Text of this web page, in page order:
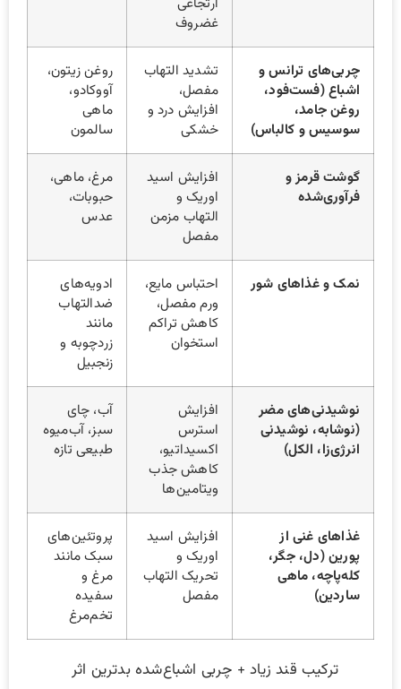
غضروف
چربی‌های ترانس و
اشباع (فست‌فود،
روغن جامد،
سوسیس و کالباس)
تشدید التهاب
مفصل،
افزایش درد و
خشکی
روغن زیتون،
آووکادو،
ماهی
سالمون
گوشت قرمز و
فرآوری‌شده
افزایش اسید
اوریک و
التهاب مزمن
مفصل
مرغ، ماهی،
حبوبات،
عدس
نمک و غذاهای شور
احتباس مایع،
ورم مفصل،
کاهش تراکم
استخوان
ادویه‌های
ضدالتهاب
مانند
زردچوبه و
زنجبیل
نوشیدنی‌های مضر
(نوشابه، نوشیدنی
انرژی‌زا، الکل)
افزایش
استرس
اکسیداتیو،
کاهش جذب
ویتامین‌ها
آب، چای
سبز، آب‌میوه
طبیعی تازه
غذاهای غنی از
پورین (دل، جگر،
کله‌پاچه، ماهی
ساردین)
افزایش اسید
اوریک و
تحریک التهاب
مفصل
پروتئین‌های
سبک مانند
مرغ و
سفیده
تخم‌مرغ
ترکیب قند زیاد + چربی اشباع‌شده بدترین اثر